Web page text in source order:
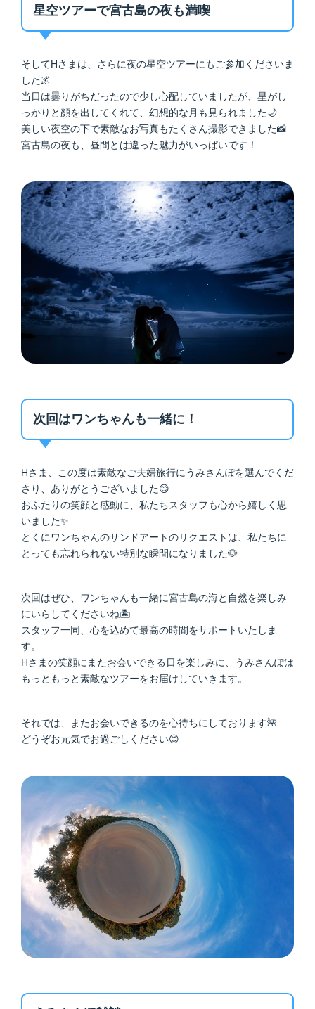
星空ツアーで宮古島の夜も満喫
そしてHさまは、さらに夜の星空ツアーにもご参加くださいま
した🌌
当日は曇りがちだったので少し心配していましたが、星がし
っかりと顔を出してくれて、幻想的な月も見られました🌙
美しい夜空の下で素敵なお写真もたくさん撮影できました📸
宮古島の夜も、昼間とは違った魅力がいっぱいです！
次回はワンちゃんも一緒に！
Hさま、この度は素敵なご夫婦旅行にうみさんぽを選んでくだ
さり、ありがとうございました😊
おふたりの笑顔と感動に、私たちスタッフも心から嬉しく思
いました✨
とくにワンちゃんのサンドアートのリクエストは、私たちに
とっても忘れられない特別な瞬間になりました🐶
次回はぜひ、ワンちゃんも一緒に宮古島の海と自然を楽しみ
にいらしてくださいね🏝️
スタッフ一同、心を込めて最高の時間をサポートいたしま
す。
Hさまの笑顔にまたお会いできる日を楽しみに、うみさんぽは
もっともっと素敵なツアーをお届けしていきます。
それでは、またお会いできるのを心待ちにしております🌺
どうぞお元気でお過ごしください😊